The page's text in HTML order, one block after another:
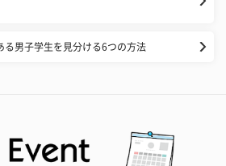
る男子学生を見分ける6つの方法